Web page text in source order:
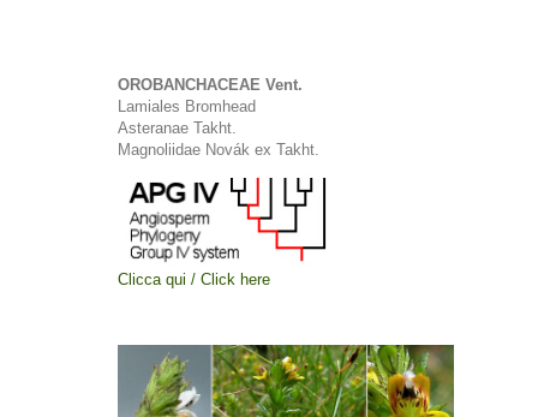
OROBANCHACEAE Vent.
Lamiales Bromhead
Asteranae Takht.
Magnoliidae Novák ex Takht.
Clicca qui / Click here